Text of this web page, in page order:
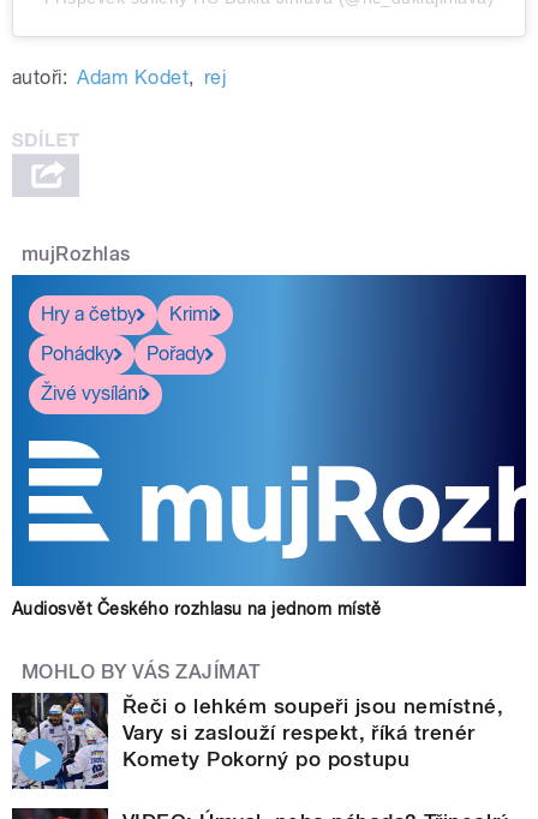
autoři: Adam Kodet, rej
mujRozhlas
Hry a četby
Krimi
Pohádky
Pořady
Živé vysílání
Audiosvět Českého rozhlasu na jednom místě
MOHLO BY VÁS ZAJÍMAT
Řeči o lehkém soupeři jsou nemístné,
Vary si zaslouží respekt, říká trenér
Komety Pokorný po postupu